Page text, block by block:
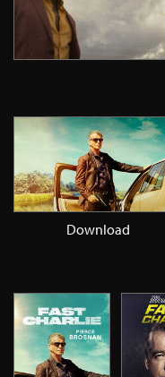
Download